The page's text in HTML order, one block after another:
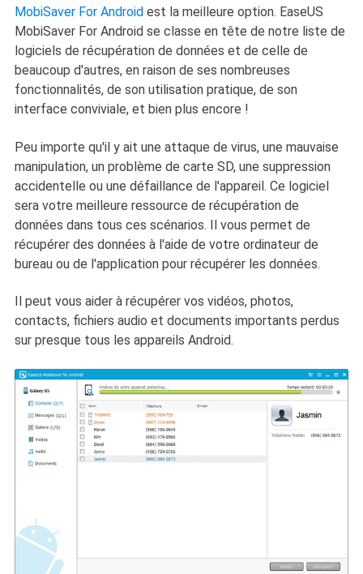
MobiSaver For Android est la meilleure option. EaseUS
MobiSaver For Android se classe en tête de notre liste de
logiciels de récupération de données et de celle de
beaucoup d'autres, en raison de ses nombreuses
fonctionnalités, de son utilisation pratique, de son
interface conviviale, et bien plus encore !
Peu importe qu'il y ait une attaque de virus, une mauvaise
manipulation, un problème de carte SD, une suppression
accidentelle ou une défaillance de l'appareil. Ce logiciel
sera votre meilleure ressource de récupération de
données dans tous ces scénarios. Il vous permet de
récupérer des données à l'aide de votre ordinateur de
bureau ou de l'application pour récupérer les données.
Il peut vous aider à récupérer vos vidéos, photos,
contacts, fichiers audio et documents importants perdus
sur presque tous les appareils Android.